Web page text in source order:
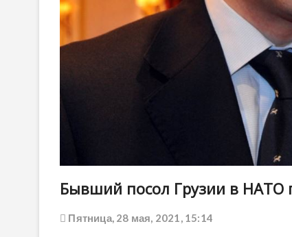
Бывший посол Грузии в НАТО
Пятница, 28 мая, 2021, 15:14